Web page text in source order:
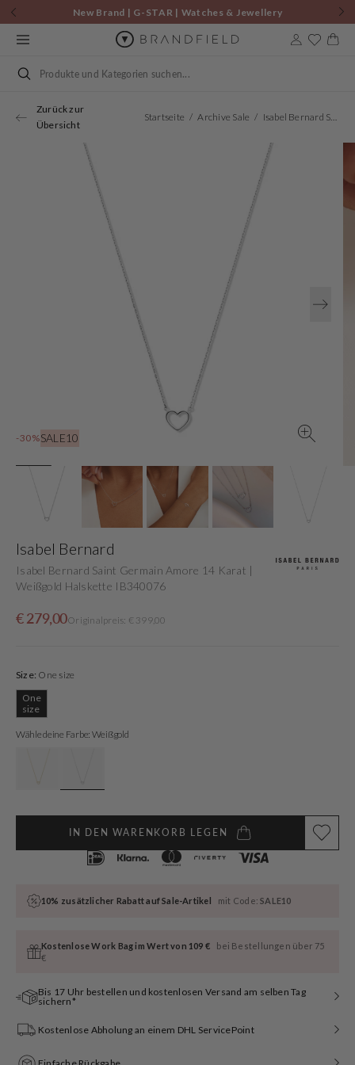
Zum
Inhalt
springen
New Brand | G-STAR | Watches & Jewellery
Suchen
Zurück zur
Übersicht
Startseite Archive Sale Isabel Bernard Saint Germain Amore 14 Karat | Weißgold Halskette IB340076
-30%SALE10
Galerieansicht
Isabel Bernard
Isabel Bernard Saint Germain Amore 14 Karat |
Weißgold Halskette IB340076
Verkaufspreis
€ 279,00
NormalerOriginalpreis: € 399,00
Size: One size
One
sizeVariante
ausverkauft
oder
nicht
Wähle deine Farbe: Weißgold
IN DEN WARENKORB LEGEN
10% zusätzlicher Rabatt auf Sale-Artikel mit Code:SALE10
Kostenlose Work Bag im Wert von 109 €
bei Bestellungen über 75
€
Bis 17 Uhr bestellen und kostenlosen Versand am selben Tag
sichern*
Kostenlose Abholung an einem DHL ServicePoint